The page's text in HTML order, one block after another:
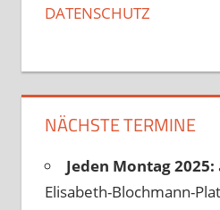
DATENSCHUTZ
NÄCHSTE TERMINE
Jeden Montag 2025:
Elisabeth-Blochmann-